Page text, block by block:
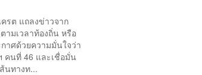
รต แถลงข่าวจาก
ามเวลาท้องถิ่น หรือ
าศด้วยความมั่นใจว่า
คนที่ 46 และเชื่อมั่น
นทางท...